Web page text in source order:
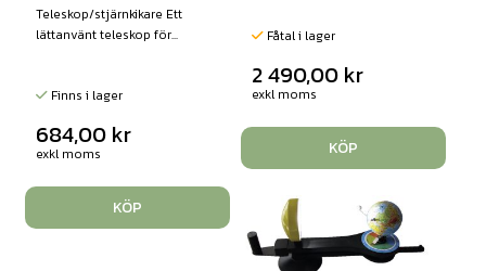
Teleskop/stjärnkikare Ett
lättanvänt teleskop för...
Finns i lager
684,00 kr
exkl moms
KÖP
Fåtal i lager
2 490,00 kr
exkl moms
KÖP